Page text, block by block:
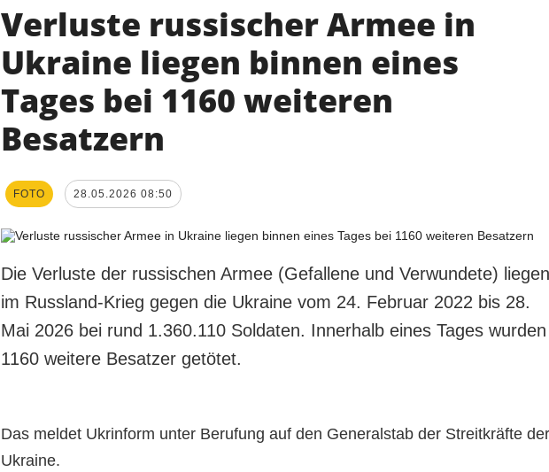
Verluste russischer Armee in
Ukraine liegen binnen eines
Tages bei 1160 weiteren
Besatzern
FOTO 28.05.2026 08:50
Die Verluste der russischen Armee (Gefallene und Verwundete) liegen
im Russland-Krieg gegen die Ukraine vom 24. Februar 2022 bis 28.
Mai 2026 bei rund 1.360.110 Soldaten. Innerhalb eines Tages wurden
1160 weitere Besatzer getötet.
Das meldet Ukrinform unter Berufung auf den Generalstab der Streitkräfte der
Ukraine.